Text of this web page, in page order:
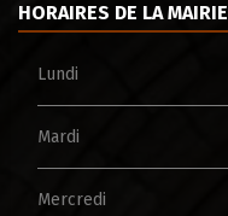
HORAIRES DE LA MAIRIE
Lundi
Mardi
Mercredi